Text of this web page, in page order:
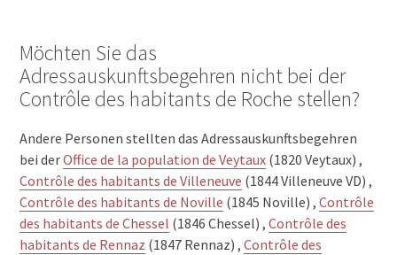
Möchten Sie das
Adressauskunftsbegehren nicht bei der
Contrôle des habitants de Roche stellen?
Andere Personen stellten das Adressauskunftsbegehren
bei derOffice de la population de Veytaux (1820 Veytaux) ,
Contrôle des habitants de Villeneuve (1844 Villeneuve VD) ,
Contrôle des habitants de Noville (1845 Noville) ,Contrôle
des habitants de Chessel (1846 Chessel) ,Contrôle des
habitants de Rennaz (1847 Rennaz) ,Contrôle des